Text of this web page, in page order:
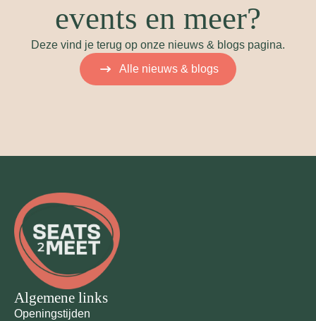
events en meer?
Deze vind je terug op onze nieuws & blogs pagina.
Alle nieuws & blogs
Algemene links
Openingstijden